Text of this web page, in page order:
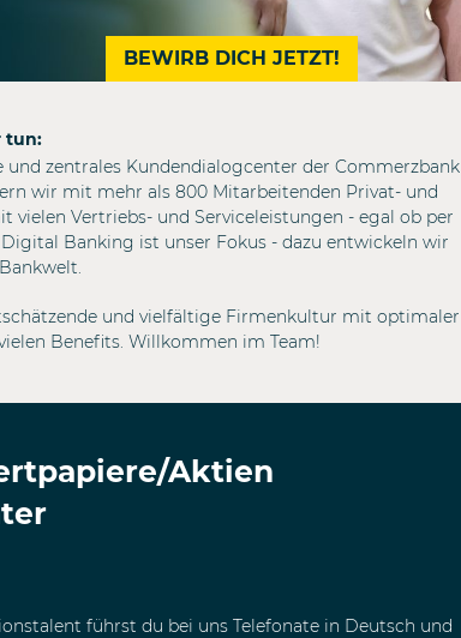
BEWIRB DICH JETZT!
tun:
und zentrales Kundendialogcenter der Commerzbank
wir mit mehr als 800 Mitarbeitenden Privat- und
vielen Vertriebs- und Serviceleistungen - egal ob per
Digital Banking ist unser Fokus - dazu entwickeln wir
und vielfältige Firmenkultur mit optimaler
Benefits. Willkommen im Team!
Aktien
führst du bei uns Telefonate in Deutsch und